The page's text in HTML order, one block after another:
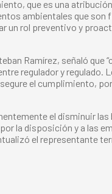
que es una
ambientales que
rol preventivo y
Ramírez, señaló
regulador y
el cumplimiento,
el disminuir
la disposición y a las
el representante